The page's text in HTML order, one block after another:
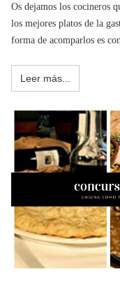
Os dejamos los cocineros
los mejores platos de la
forma de acomparlos es
Leer más...